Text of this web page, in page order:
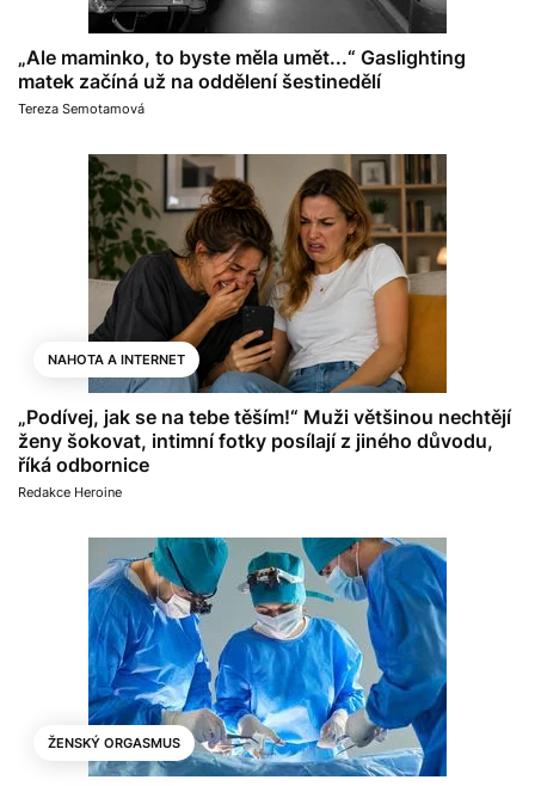
„Ale maminko, to byste měla umět...“ Gaslighting
matek začíná už na oddělení šestinedělí
Tereza Semotamová
NAHOTA A INTERNET
„Podívej, jak se na tebe těším!“ Muži většinou nechtějí
ženy šokovat, intimní fotky posílají z jiného důvodu,
říká odbornice
Redakce Heroine
ŽENSKÝ ORGASMUS